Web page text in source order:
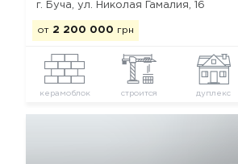
г. Буча, ул. Николая Гамалия, 16
от 2 200 000 грн
керамоблок строится дуплекс